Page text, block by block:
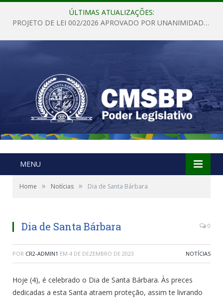
ÚLTIMAS ATUALIZAÇÕES:
PROJETO DE LEI 002/2026 APROVADO POR UNANIMIDADE EM SESSÃO ORDINÁRIA NESTA QUINTA – FEIRA 28 DE MAIO DE 2026
MENU
Home » Notícias » Dia de Santa Bárbara
Dia de Santa Bárbara 0
POR CR2-ADMIN1 EM 4 DE DEZEMBRO DE 2023 NOTÍCIAS
Hoje (4), é celebrado o Dia de Santa Bárbara. Às preces
dedicadas a esta Santa atraem proteção, assim te livrando